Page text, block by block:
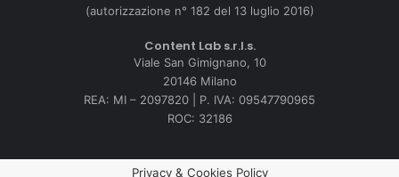
(autorizzazione n° 182 del 13 luglio 2016)
Content Lab s.r.l.s.
Viale San Gimignano, 10
20146 Milano
REA: MI – 2097820 | P. IVA: 09547790965
ROC: 32186
Privacy & Cookies Policy